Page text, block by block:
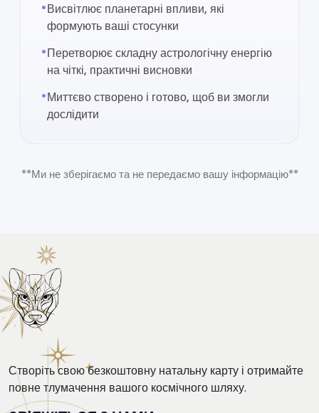
Висвітлює планетарні впливи, які
формують ваші стосунки
Перетворює складну астрологічну енергію
на чіткі, практичні висновки
Миттєво створено і готово, щоб ви змогли
дослідити
**Ми не зберігаємо та не передаємо вашу інформацію**
Створіть свою безкоштовну натальну карту і отримайте
повне тлумачення вашого космічного шляху.